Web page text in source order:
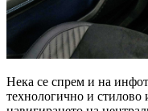
Нека се спрем и на
технологично и